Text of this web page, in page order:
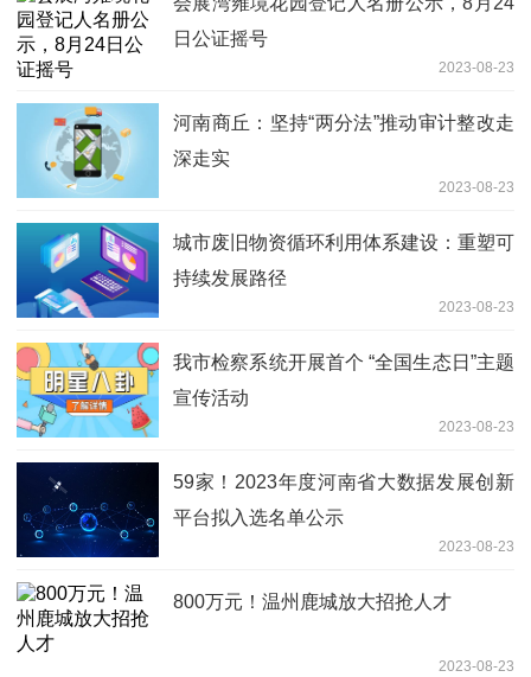
日公证摇号
2023-08-23
河南商丘：坚持“两分法”推动审计整改走
深走实
2023-08-23
城市废旧物资循环利用体系建设：重塑可
持续发展路径
2023-08-23
我市检察系统开展首个 “全国生态日”主题
宣传活动
2023-08-23
59家！2023年度河南省大数据发展创新
平台拟入选名单公示
2023-08-23
800万元！温州鹿城放大招抢人才
2023-08-23